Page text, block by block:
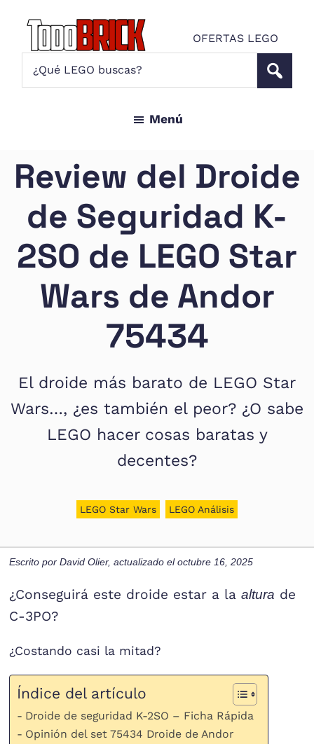
contenido
principal
página
Brick
OFERTAS LEGO
Noticias
Star
Wars
amantes
Menú
Review del Droide
de Seguridad K-
2SO de LEGO Star
Wars de Andor
75434
El droide más barato de LEGO Star
Wars…, ¿es también el peor? ¿O sabe
LEGO hacer cosas baratas y
decentes?
LEGO Star Wars LEGO Análisis
Escrito porDavid Olier, actualizado eloctubre 16, 2025
¿Conseguirá este droide estar a laaltura de
C-3PO?
¿Costando casi la mitad?
Índice del artículo
Droide de seguridad K-2SO – Ficha Rápida
Opinión del set 75434 Droide de Andor